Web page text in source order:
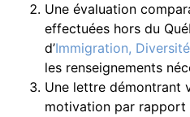
Une évaluation
effectuées hors du
d’Immigration,
les renseignements
Une lettre démontrant
motivation par rapport